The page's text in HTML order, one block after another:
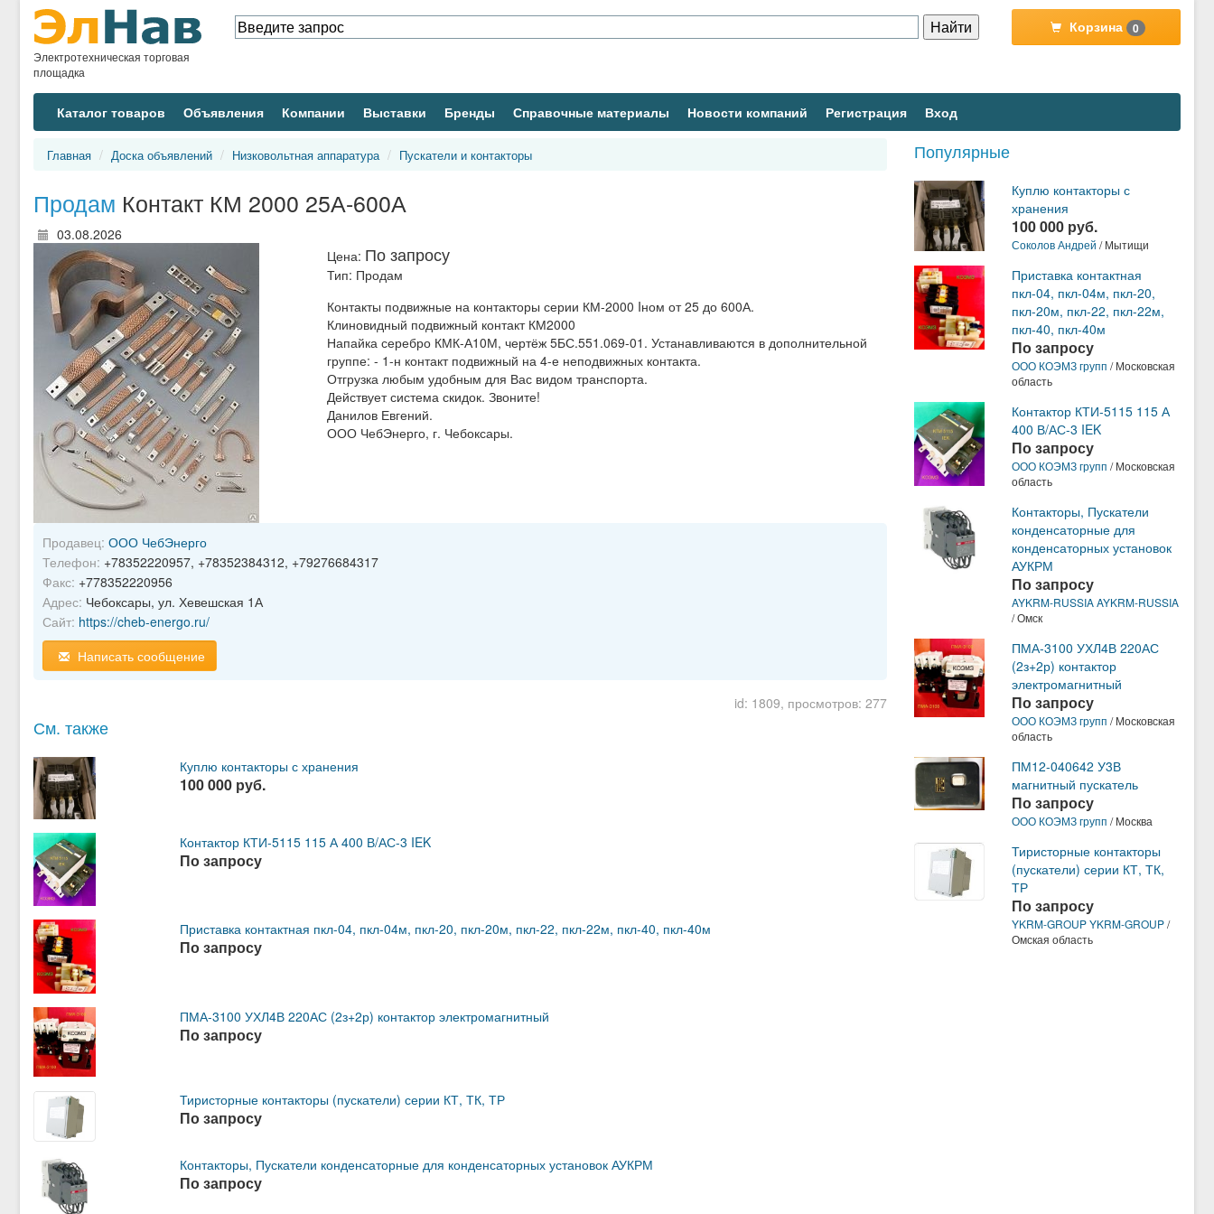
Электротехническая торговая
площадка
Корзина 0
Каталог товаров Объявления Компании Выставки Бренды Справочные материалы Новости компаний Регистрация Вход
Главная Доска объявлений Низковольтная аппаратура Пускатели и контакторы
Продам Контакт КМ 2000 25А-600А
03.08.2026
Цена: По запросу
Тип: Продам
Контакты подвижные на контакторы серии КМ-2000 Iном от 25 до 600А.
Клиновидный подвижный контакт КМ2000
Напайка серебро КМК-А10М, чертёж 5БС.551.069-01. Устанавливаются в дополнительной
группе: - 1-н контакт подвижный на 4-е неподвижных контакта.
Отгрузка любым удобным для Вас видом транспорта.
Действует система скидок. Звоните!
Данилов Евгений.
ООО ЧебЭнерго, г. Чебоксары.
Продавец: ООО ЧебЭнерго
Телефон: +78352220957, +78352384312, +79276684317
Факс: +778352220956
Адрес: Чебоксары, ул. Хевешская 1А
Сайт: https://cheb-energo.ru/
Написать сообщение
id: 1809, просмотров: 277
См. также
Куплю контакторы с хранения
100 000 руб.
Контактор КТИ-5115 115 А 400 В/АС-3 IEK
По запросу
Приставка контактная пкл-04, пкл-04м, пкл-20, пкл-20м, пкл-22, пкл-22м, пкл-40, пкл-40м
По запросу
ПМА-3100 УХЛ4В 220АС (2з+2р) контактор электромагнитный
По запросу
Тиристорные контакторы (пускатели) серии КТ, ТК, ТР
По запросу
Контакторы, Пускатели конденсаторные для конденсаторных установок АУКРМ
По запросу
Популярные
Куплю контакторы с
хранения
100 000 руб.
Соколов Андрей / Мытищи
Приставка контактная
пкл-04, пкл-04м, пкл-20,
пкл-20м, пкл-22, пкл-22м,
пкл-40, пкл-40м
По запросу
ООО КОЭМЗ групп / Московская
область
Контактор КТИ-5115 115 А
400 В/АС-3 IEK
По запросу
ООО КОЭМЗ групп / Московская
область
Контакторы, Пускатели
конденсаторные для
конденсаторных установок
АУКРМ
По запросу
AYKRM-RUSSIA AYKRM-RUSSIA
/ Омск
ПМА-3100 УХЛ4В 220АС
(2з+2р) контактор
электромагнитный
По запросу
ООО КОЭМЗ групп / Московская
область
ПМ12-040642 У3В
магнитный пускатель
По запросу
ООО КОЭМЗ групп / Москва
Тиристорные контакторы
(пускатели) серии КТ, ТК,
ТР
По запросу
YKRM-GROUP YKRM-GROUP/
Омская область